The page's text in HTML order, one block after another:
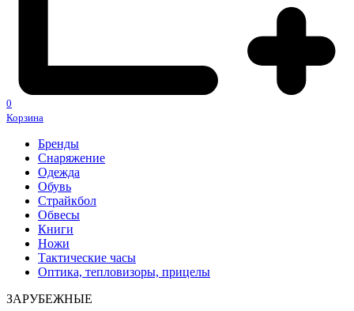
0
Корзина
Бренды
Снаряжение
Одежда
Обувь
Страйкбол
Обвесы
Книги
Ножи
Тактические часы
Оптика, тепловизоры, прицелы
ЗАРУБЕЖНЫЕ